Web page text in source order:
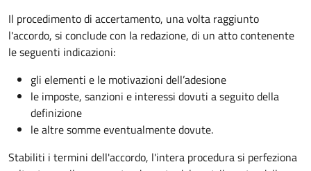
Il procedimento di accertamento, una volta raggiunto
l'accordo, si conclude con la redazione, di un atto contenente
le seguenti indicazioni:
gli elementi e le motivazioni dell’adesione
le imposte, sanzioni e interessi dovuti a seguito della
definizione
le altre somme eventualmente dovute.
Stabiliti i termini dell'accordo, l'intera procedura si perfeziona